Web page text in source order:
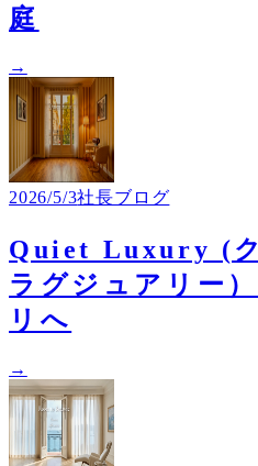
庭
→
2026/5/3社長ブログ
Quiet Luxury (ク
ラグジュアリー
リへ
→